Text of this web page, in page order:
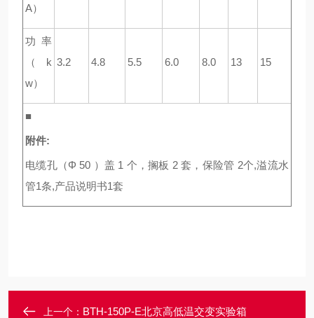
A）
功率
（k
w）
3.2 4.8 5.5 6.0 8.0 13 15
■
附件:
电缆孔（Φ 50 ）盖 1 个，搁板 2 套，保险管 2个,溢流水
管1条,产品说明书1套
上一个： BTH-150P-E北京高低温交变实验箱